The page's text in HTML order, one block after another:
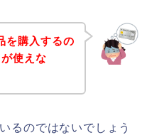
を購入するの
使えな
るのではないでしょう